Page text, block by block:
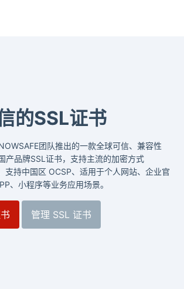
的SSL证书
团队推出的一款全球可信、兼容性
产品牌SSL证书，支持主流的加密方式
支持中国区 OCSP、适用于个人网站、企业官
、小程序等业务应用场景。
管理 SSL 证书